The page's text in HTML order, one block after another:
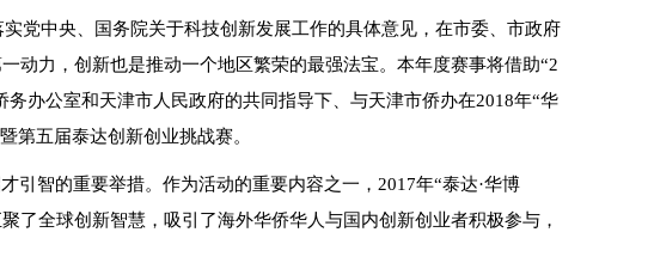
党中央、国务院关于科技创新发展工作的具体意见，在市委、市政府
动力，创新也是推动一个地区繁荣的最强法宝。本年度赛事将借助“2
办公室和天津市人民政府的共同指导下、与天津市侨办在2018年“华
第五届泰达创新创业挑战赛。
引智的重要举措。作为活动的重要内容之一，2017年“泰达·华博
了全球创新智慧，吸引了海外华侨华人与国内创新创业者积极参与，